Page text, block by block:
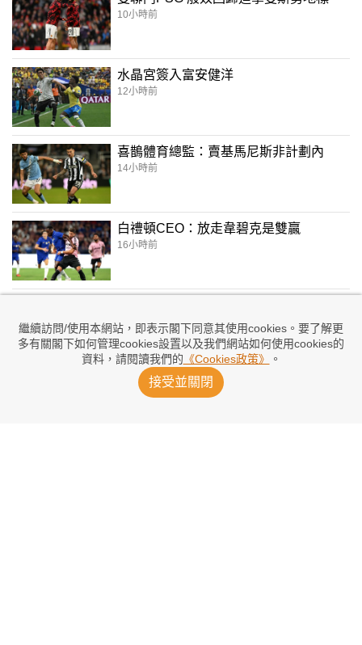
繼續訪問/使用本網站，即表示閣下同意其使用cookies。要了解更
多有關閣下如何管理cookies設置以及我們網站如何使用cookies的
資料，請閱讀我們的 《Cookies政策》 。
接受並關閉
10小時前
水晶宮簽入富安健洋
12小時前
喜鵲體育總監：賣基馬尼斯非計劃內
14小時前
白禮頓CEO：放走韋碧克是雙贏
16小時前
19小時前
拜仁慕尼黑友賽2：1擊敗阿士東維拉
19小時前